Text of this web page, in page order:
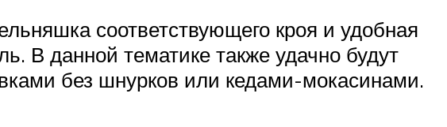
соответствующего кроя и удобная
В данной тематике также удачно будут
без шнурков или кедами-мокасинами.